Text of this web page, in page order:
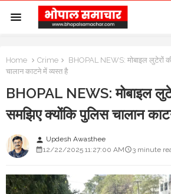
Home Crime
BHOPAL NEWS: मोबाइल लुटेरों
चालान काटने में व्यस्त है
BHOPAL NEWS: मोबाइल
समझिए क्योंकि पुलिस चालान
person Updesh Awasthee
12/22/2025 11:27:00 AM
3 minute